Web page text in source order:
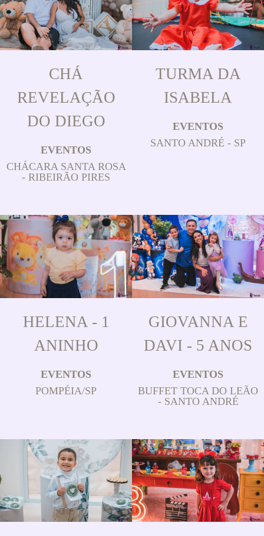
CHÁ
REVELAÇÃO
DO DIEGO
EVENTOS
CHÁCARA SANTA ROSA
- RIBEIRÃO PIRES
TURMA DA
ISABELA
EVENTOS
SANTO ANDRÉ - SP
HELENA - 1
ANINHO
EVENTOS
POMPÉIA/SP
GIOVANNA E
DAVI - 5 ANOS
EVENTOS
BUFFET TOCA DO LEÃO
- SANTO ANDRÉ